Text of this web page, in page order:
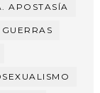
APOSTASÍA
GUERRAS